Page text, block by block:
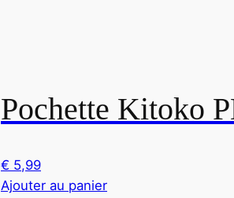
Pochette Kitoko
€ 5,99
Ajouter au panier